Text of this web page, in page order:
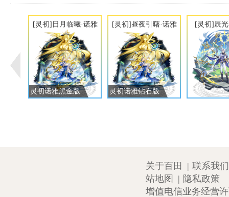
[灵初]日月临曦·诺雅
灵初诺雅黑金版
[灵初]昼夜引曙·诺雅
灵初诺雅钻石版
[灵初]辰
关于百田 | 联系我们
站地图
| 隐私政策
增值电信业务经营